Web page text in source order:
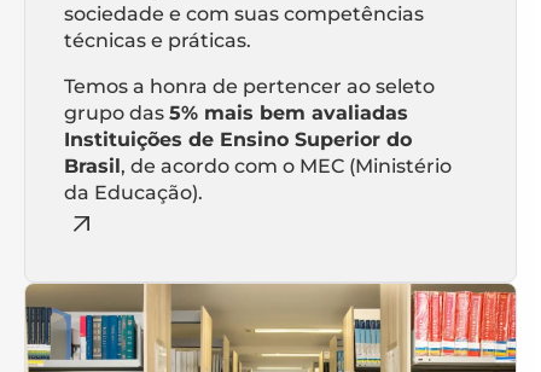
sociedade e com suas competências
técnicas e práticas.
Temos a honra de pertencer ao seleto
grupo das 5% mais bem avaliadas
Instituições de Ensino Superior do
Brasil, de acordo com o MEC (Ministério
da Educação).